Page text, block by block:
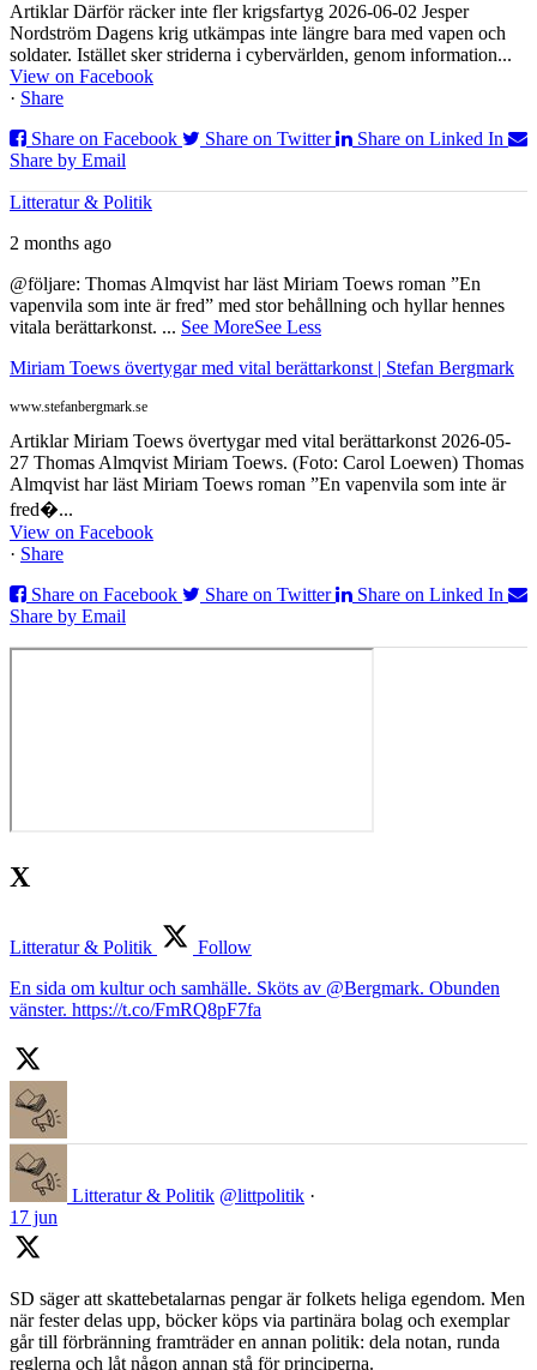
Artiklar Därför räcker inte fler krigsfartyg 2026-06-02 Jesper
Nordström Dagens krig utkämpas inte längre bara med vapen och
soldater. Istället sker striderna i cybervärlden, genom information...
View on Facebook
· Share
Share on Facebook
Share on Twitter
Share on Linked In
Share by Email
Litteratur & Politik
2 months ago
@följare: Thomas Almqvist har läst Miriam Toews roman ”En
vapenvila som inte är fred” med stor behållning och hyllar hennes
vitala berättarkonst. ... See MoreSee Less
Miriam Toews övertygar med vital berättarkonst | Stefan Bergmark
www.stefanbergmark.se
Artiklar Miriam Toews övertygar med vital berättarkonst 2026-05-
27 Thomas Almqvist Miriam Toews. (Foto: Carol Loewen) Thomas
Almqvist har läst Miriam Toews roman ”En vapenvila som inte är
fred�...
View on Facebook
· Share
Share on Facebook
Share on Twitter
Share on Linked In
Share by Email
X
Litteratur & Politik
Follow
En sida om kultur och samhälle. Sköts av @Bergmark. Obunden
vänster. https://t.co/FmRQ8pF7fa
Litteratur & Politik @littpolitik ·
17 jun
SD säger att skattebetalarnas pengar är folkets heliga egendom. Men
när fester delas upp, böcker köps via partinära bolag och exemplar
går till förbränning framträder en annan politik: dela notan, runda
reglerna och låt någon annan stå för principerna.